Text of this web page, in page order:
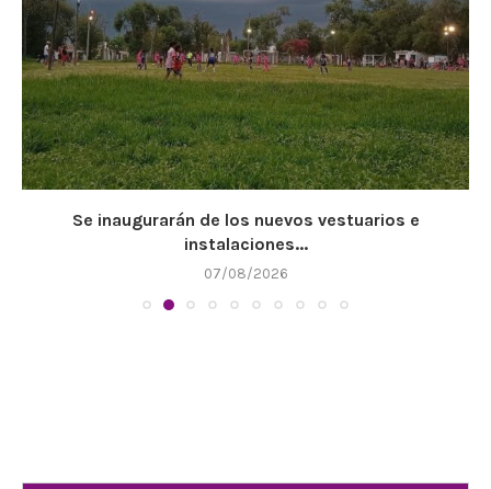
Se inaugurarán de los nuevos vestuarios e
instalaciones...
07/08/2026